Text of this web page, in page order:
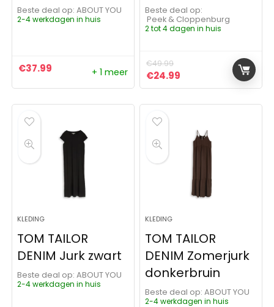
Beste deal op:
ABOUT YOU
2-4 werkdagen in huis
€37.99 + 1 meer
Beste deal op:
Peek & Cloppenburg
2 tot 4 dagen in huis
€49.99
Oorspronkelijke prijs
€24.99 Huidige prijs is:
KLEDING
TOM TAILOR
DENIM Jurk zwart
Beste deal op:
ABOUT YOU
2-4 werkdagen in huis
KLEDING
TOM TAILOR
DENIM Zomerjurk
donkerbruin
Beste deal op:
ABOUT YOU
2-4 werkdagen in huis